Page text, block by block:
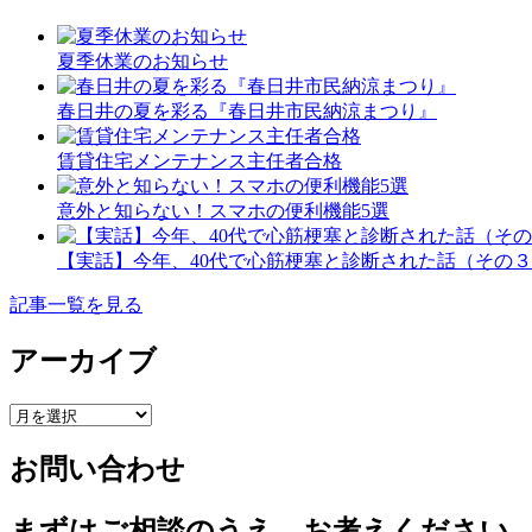
夏季休業のお知らせ
春日井の夏を彩る『春日井市民納涼まつり』
賃貸住宅メンテナンス主任者合格
意外と知らない！スマホの便利機能5選
【実話】今年、40代で心筋梗塞と診断された話（その
記事一覧を見る
アーカイブ
ア
カ
イ
ブ
お問い合わせ